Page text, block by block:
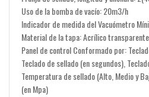
Uso de la bomba de vacío: 20m3/h
Indicador de medida del Vacuómetro
Material de la tapa: Acrílico transparente
Panel de control Conformado por:
Teclado de sellado (en segundos),
Temperatura de sellado (Alto, Medio y
(en Mpa)